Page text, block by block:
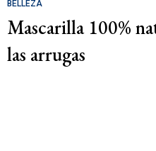
BELLEZA
Mascarilla 100%
las arrugas